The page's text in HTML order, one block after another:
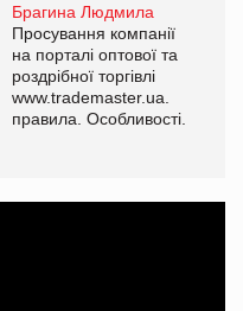
Брагина Людмила
Просування компанії
на порталі оптової та
роздрібної торгівлі
www.trademaster.ua.
правила. Особливості.